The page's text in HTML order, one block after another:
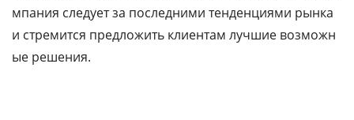
мпания следует за последними тенденциями рынка
и стремится предложить клиентам лучшие возможн
ые решения.